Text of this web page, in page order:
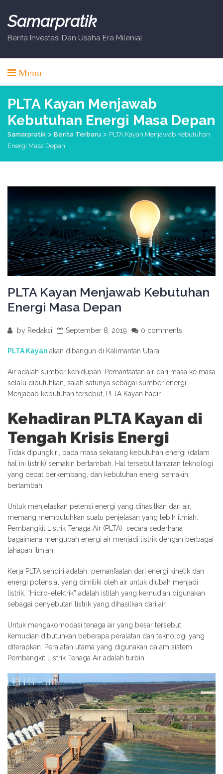
content
Samarpratik
Berita Investasi Dan Usaha Era Milenial
Menu
PLTA Kayan Menjawab
Kebutuhan Energi Masa Depan
Samarpratik > Berita Terbaru > PLTA Kayan Menjawab Kebutuhan
Energi Masa Depan
PLTA Kayan Menjawab Kebutuhan
Energi Masa Depan
by Redaksi September 8, 2019 0 comments
PLTA Kayan akan dibangun di Kalimantan Utara.
Air adalah sumber kehidupan. Pemanfaatan air dari masa ke masa
selalu dibutuhkan, salah satunya sebagai sumber energi.
Menjabab kebutuhan tersebut, PLTA Kayan hadir.
Kehadiran PLTA Kayan di
Tengah Krisis Energi
Tidak dipungkiri, pada masa sekarang kebutuhan energi (dalam
hal ini listrik) semakin bertambah. Hal tersebut lantaran teknologi
yang cepat berkembang, dan kebutuhan energi semakin
bertambah.
Untuk menjelaskan petensi energi yang dihasilkan dari air,
memang membutuhkan suatu penjelasan yang lebih ilmiah.
Pembangkit Listrik Tenaga Air (PLTA) secara sederhana
bagaimana mengubah energi air menjadi listrik dengan berbagai
tahapan ilmiah.
Kerja PLTA sendiri adalah pemanfaatan dari energi kinetik dan
energi potensial yang dimiliki oleh air untuk diubah menjadi
listrik. “Hidro-elektrik” adalah istilah yang kemudian digunakan
sebagai penyebutan listrik yang dihasilkan dari air.
Untuk mengakomodasi tenaga air yang besar tersebut,
kemudian dibutuhkan beberapa peralatan dan teknologi yang
diterapkan. Peralatan utama yang digunakan dalam sistem
Pembangkit Listrik Tenaga Air adalah turbin.